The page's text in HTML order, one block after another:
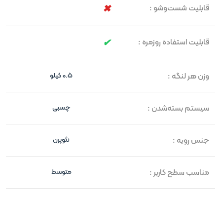
قابلیت شست‌وشو :
قابلیت استفاده روزمره :
وزن هر لنگه : 0.5 کیلو
سیستم بسته‌شدن : چسبی
جنس رویه : نئوپرن
مناسب سطح کاربر : متوسط